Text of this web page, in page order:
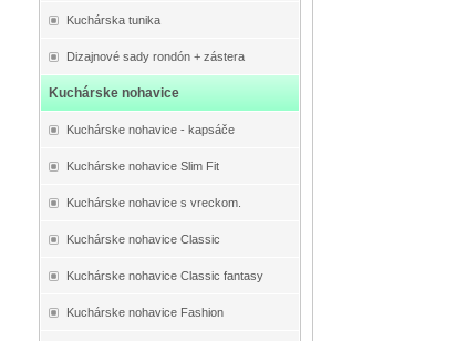
Kuchárska tunika
Dizajnové sady rondón + zástera
Kuchárske nohavice
Kuchárske nohavice - kapsáče
Kuchárske nohavice Slim Fit
Kuchárske nohavice s vreckom.
Kuchárske nohavice Classic
Kuchárske nohavice Classic fantasy
Kuchárske nohavice Fashion